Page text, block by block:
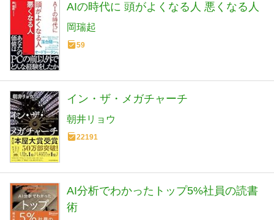
AIの時代に 頭がよくなる人 悪くなる人
岡瑞起
59
イン・ザ・メガチャーチ
朝井リョウ
22191
AI分析でわかったトップ5%社員の読書
術